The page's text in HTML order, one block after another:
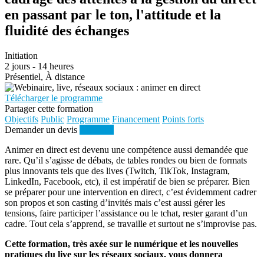
en passant par le ton, l'attitude et la
fluidité des échanges
Initiation
2 jours - 14 heures
Présentiel, À distance
Télécharger le programme
Partager cette formation
Objectifs Public Programme Financement Points forts
Demander un devis
Animer en direct est devenu une compétence aussi demandée que
rare. Qu’il s’agisse de débats, de tables rondes ou bien de formats
plus innovants tels que des lives (Twitch, TikTok, Instagram,
LinkedIn, Facebook, etc), il est impératif de bien se préparer. Bien
se préparer pour une intervention en direct, c’est évidemment cadrer
son propos et son casting d’invités mais c’est aussi gérer les
tensions, faire participer l’assistance ou le tchat, rester garant d’un
cadre. Tout cela s’apprend, se travaille et surtout ne s’improvise pas.
Cette formation, très axée sur le numérique et les nouvelles
pratiques du live sur les réseaux sociaux, vous donnera